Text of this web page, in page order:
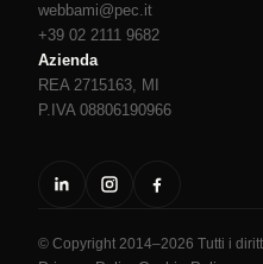
webbami@pec.it
+39 02 2111 9682
Azienda
REA 2715163, MI
P.IVA 08806190966
© Copyright 2014–2026 Tutti i